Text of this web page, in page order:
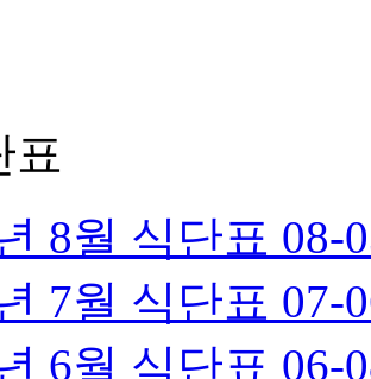
표
8월 식단표 08-
7월 식단표 07-
6월 식단표 06-